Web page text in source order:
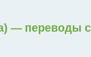
— переводы с